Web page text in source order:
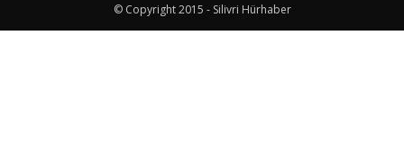
© Copyright 2015 - Silivri Hürhaber